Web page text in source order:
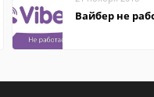
Вайбер не